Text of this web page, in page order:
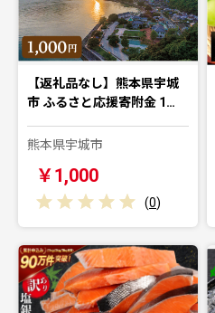
【返礼品なし】熊本県宇城
市 ふるさと応援寄附金 1…
熊本県宇城市
￥1,000
(0)